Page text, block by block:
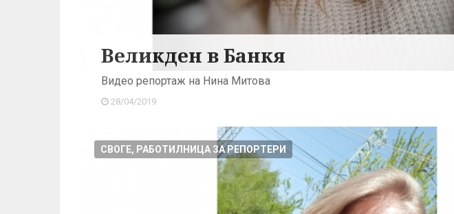
Великден в Банкя
Видео репортаж на Нина Митова
28/04/2019
СВОГЕ, РАБОТИЛНИЦА ЗА РЕПОРТЕРИ